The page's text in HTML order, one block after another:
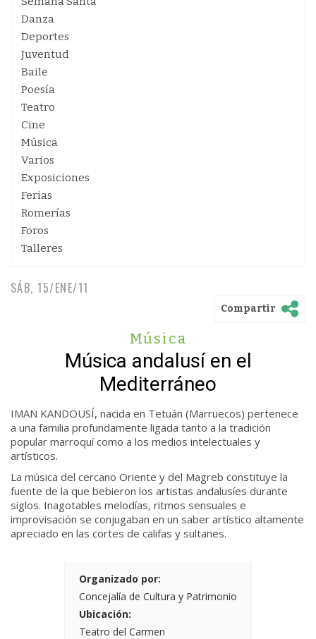
Danza
Deportes
Juventud
Baile
Poesía
Teatro
Cine
Música
Varios
Exposiciones
Ferias
Romerías
Foros
Talleres
SÁB, 15/ENE/11
Compartir
Música
Música andalusí en el
Mediterráneo
IMAN KANDOUSÍ, nacida en Tetuán (Marruecos) pertenece
a una familia profundamente ligada tanto a la tradición
popular marroquí como a los medios intelectuales y
artísticos.
La música del cercano Oriente y del Magreb constituye la
fuente de la que bebieron los artistas andalusíes durante
siglos. Inagotables melodías, ritmos sensuales e
improvisación se conjugaban en un saber artístico altamente
apreciado en las cortes de califas y sultanes.
Organizado por:
Concejalía de Cultura y Patrimonio
Ubicación:
Teatro del Carmen